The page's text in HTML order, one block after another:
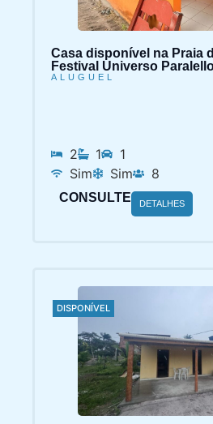
Casa disponível na Praia
Festival Universo
ALUGUEL
2 1
1
Sim
Sim 8
CONSULTE DETALHES
DISPONÍVEL